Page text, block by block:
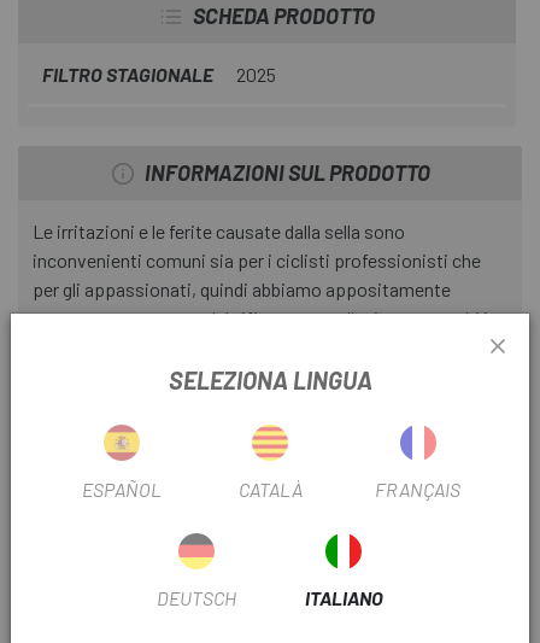
SCHEDA PRODOTTO
FILTRO STAGIONALE 2025
INFORMAZIONI SUL PRODOTTO
Le irritazioni e le ferite causate dalla sella sono
inconvenienti comuni sia per i ciclisti professionisti che
per gli appassionati, quindi abbiamo appositamente
progettato una crema lubrificante per alleviare entrambi i
problemi. La crema Chamois Crème di ASSOS idrata con un
tocco rinfrescante e ha la viscosità perfetta per ridurre
dissolve completamente senza causare danni o lasciare
macchie sul fondello. Abbiamo perfezionato la formula nel
corso di decenni fino a renderla il punto di riferimento del
Caratteristiche:
SELEZIONA LINGUA
ESPAÑOL CATALÀ FRANÇAIS
DEUTSCH ITALIANO